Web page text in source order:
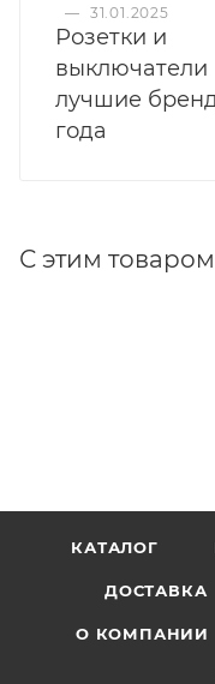
— 31.01.2025
Розетки и
выключатели
лучшие
года
С этим
КАТАЛОГ
ДОСТАВКА
О КОМПАНИИ